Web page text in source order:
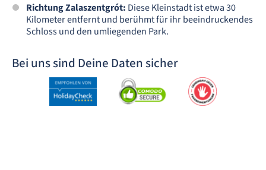
Richtung Zalaszentgrót: Diese Kleinstadt ist etwa 30
Kilometer entfernt und berühmt für ihr beeindruckendes
Schloss und den umliegenden Park.
Bei uns sind Deine Daten sicher